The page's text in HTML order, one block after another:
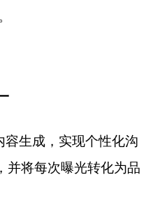
生成，实现个性化沟
并将每次曝光转化为品